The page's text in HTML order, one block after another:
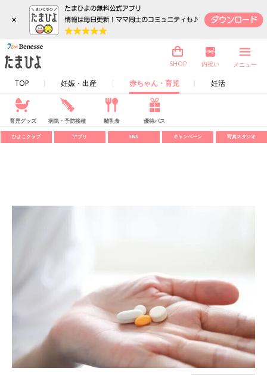
×
TOP 妊娠・出産 赤ちゃん・育児 妊活
SHOP 内祝い メニュー
育児グッズ 病気・予防接種 離乳食 優待パス
ひよこクラブ アプリ SNS キャンペーン 写真スタジオ